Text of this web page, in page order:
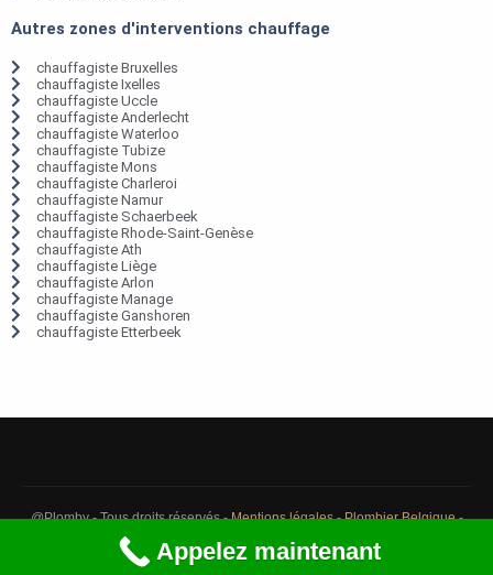
Autres zones d'interventions chauffage
chauffagiste Bruxelles
chauffagiste Ixelles
chauffagiste Uccle
chauffagiste Anderlecht
chauffagiste Waterloo
chauffagiste Tubize
chauffagiste Mons
chauffagiste Charleroi
chauffagiste Namur
chauffagiste Schaerbeek
chauffagiste Rhode-Saint-Genèse
chauffagiste Ath
chauffagiste Liège
chauffagiste Arlon
chauffagiste Manage
chauffagiste Ganshoren
chauffagiste Etterbeek
@Plomby - Tous droits réservés -Mentions légales-Plombier Belgique-
Débouchage Belgique
Appelez maintenant